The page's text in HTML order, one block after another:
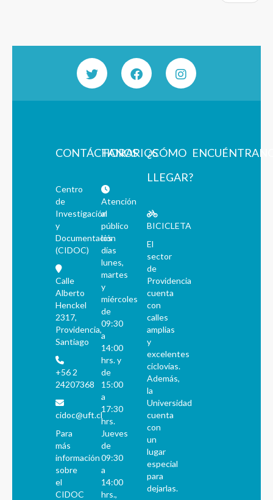
CONTÁCTANOS
Centro
de
Investigación
y
Documentación
(CIDOC)
Calle
Alberto
Henckel
2317,
Providencia,
Santiago
+56 2
24207368
cidoc@uft.cl
Para
más
información
sobre
el
CIDOC
HORARIOS
Atención
al
público
los
días
lunes,
martes
y
miércoles
de
09:30
a
14:00
hrs. y
de
15:00
a
17:30
hrs.
Jueves
de
09:30
a
14:00
hrs.,
¿CÓMO
LLEGAR?
BICICLETA
El
sector
de
Providencia
cuenta
con
calles
amplias
y
excelentes
ciclovías.
Además,
la
Universidad
cuenta
con
un
lugar
especial
para
dejarlas.